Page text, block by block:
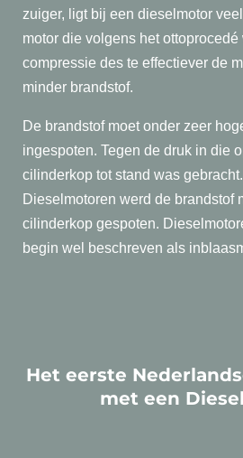
zuiger, ligt bij een dieselmotor
motor die volgens het
compressie des te effectiever de
minder brandstof.
De brandstof moet onder zeer
ingespoten. Tegen de druk in die
cilinderkop tot stand was
Dieselmotoren werd de brandstof
cilinderkop gespoten.
begin wel beschreven als
Het eerste
met een